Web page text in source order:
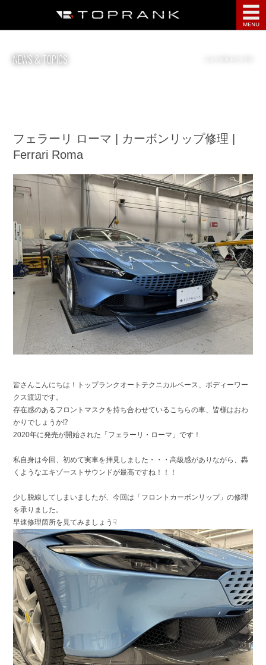
部品・用品
インフォメーション
会社案内
NEWS & TOPICS
フェラーリ ローマ | カーボンリップ修理 |
Ferrari Roma
皆さんこんにちは！トップランクオートテクニカルベース、ボディーワー
クス渡辺です。
存在感のあるフロントマスクを持ち合わせているこちらの車、皆様はおわ
かりでしょうか⁉
2020年に発売が開始された「フェラーリ・ローマ」です！
私自身は今回、初めて実車を拝見しました・・・高級感がありながら、轟
くようなエキゾーストサウンドが最高ですね！！！
少し脱線してしまいましたが、今回は「フロントカーボンリップ」の修理
を承りました。
早速修理箇所を見てみましょう☟